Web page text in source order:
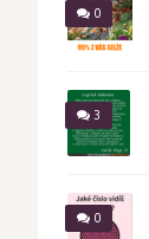
0
3
0